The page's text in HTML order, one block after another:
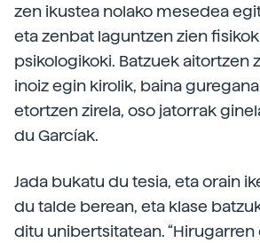
zen ikustea nolako mesedea
eta zenbat laguntzen zien
psikologikoki. Batzuek aitortzen
inoiz egin kirolik, baina
etortzen zirela, oso jatorrak
du Garcíak.
Jada bukatu du tesia, eta orain
du talde berean, eta klase
ditu unibertsitatean.